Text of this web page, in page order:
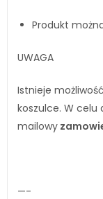
Produkt
UWAGA
Istnieje
koszulce. W
mailowy
—-